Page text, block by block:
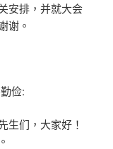
安排，并就大会
谢。
俭:
生们，大家好！